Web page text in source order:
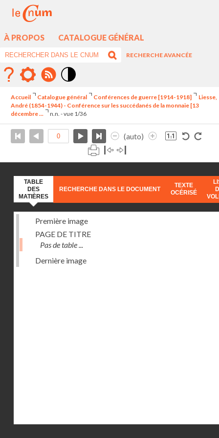
À PROPOS CATALOGUE GÉNÉRAL
RECHERCHE AVANCÉE
élévé
Accueil Catalogue général Conférences de guerre [1914-1918]
Liesse,
André (1854-1944) - Conférence sur les succédanés de la monnaie [13
décembre ...
n.n. - vue 1/36
(auto)
TABLE
DES
MATIÈRES
RECHERCHE DANS LE DOCUMENT
TEXTE
OCÉRISÉ
Première image
PAGE DE TITRE
Pas de table ...
Dernière image